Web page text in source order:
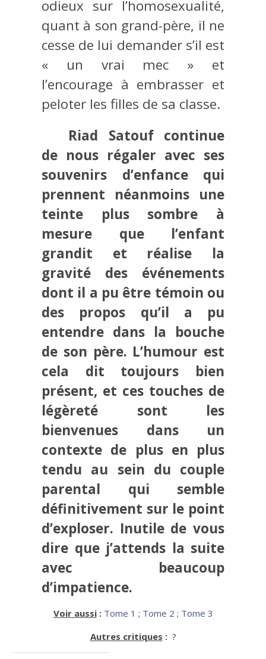
odieux sur l’homosexualité,
quant à son grand-père, il ne
cesse de lui demander s’il est
« un vrai mec » et
l’encourage à embrasser et
peloter les filles de sa classe.
Riad Satouf continue
de nous régaler avec ses
souvenirs d’enfance qui
prennent néanmoins une
teinte plus sombre à
mesure que l’enfant
grandit et réalise la
gravité des événements
dont il a pu être témoin ou
des propos qu’il a pu
entendre dans la bouche
de son père. L’humour est
cela dit toujours bien
présent, et ces touches de
légèreté sont les
bienvenues dans un
contexte de plus en plus
tendu au sein du couple
parental qui semble
définitivement sur le point
d’exploser. Inutile de vous
dire que j’attends la suite
avec beaucoup
d’impatience.
Voir aussi: Tome 1 ; Tome 2 ; Tome 3
Autres critiques : ?